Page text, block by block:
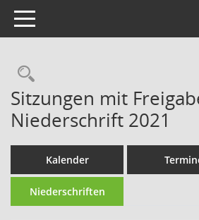
Toggle navigation
Rechercheauswahl
Sitzungen mit
Niederschrift 2021
Kalender
Niederschriften